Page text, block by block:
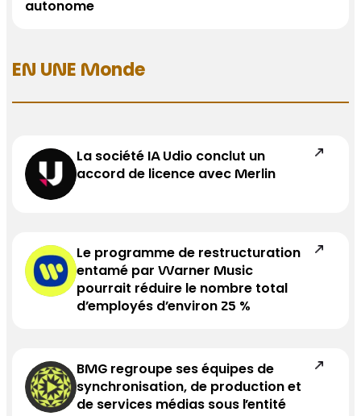
autonome
EN UNE Monde
La société IA Udio conclut un
accord de licence avec Merlin
Le programme de restructuration
entamé par Warner Music
pourrait réduire le nombre total
d’employés d’environ 25 %
BMG regroupe ses équipes de
synchronisation, de production et
de services médias sous l’entité